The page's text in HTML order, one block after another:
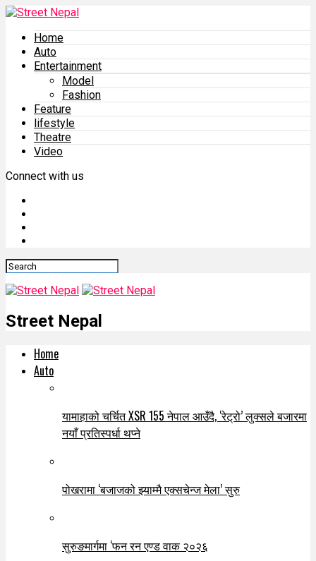
Home
Auto
Entertainment
Model
Fashion
Feature
lifestyle
Theatre
Video
Connect with us
Street Nepal
Home
Auto
यामाहाको चर्चित XSR 155 नेपाल आउँदै, ‘रेट्रो’ लुक्सले बजारमा
नयाँ प्रतिस्पर्धा थप्ने
पोखरामा ‘बजाजको झ्याम्मै एक्सचेन्ज मेला’ सुरु
सुरुङमार्गमा ‘फन रन एण्ड वाक २०२६